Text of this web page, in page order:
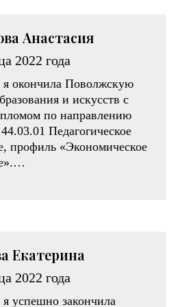
Управление
воспитания
НКО».
экономика
почта):
Анастасия
2022 года
я окончила Поволжскую
и искусств с
по направлению
Педагогическое
профиль «Экономическое
бакалавриата
Инжиниринг развивающей
работать в ГБПОУ
колледж». В 2024
магистратуру с красным
Екатерина
2022 года
успешно закончила